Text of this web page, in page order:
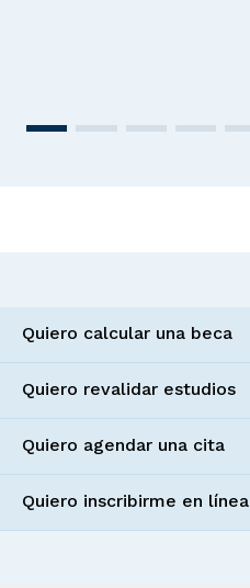
Quiero calcular una beca
Quiero revalidar estudios
Quiero agendar una cita
Quiero inscribirme en línea